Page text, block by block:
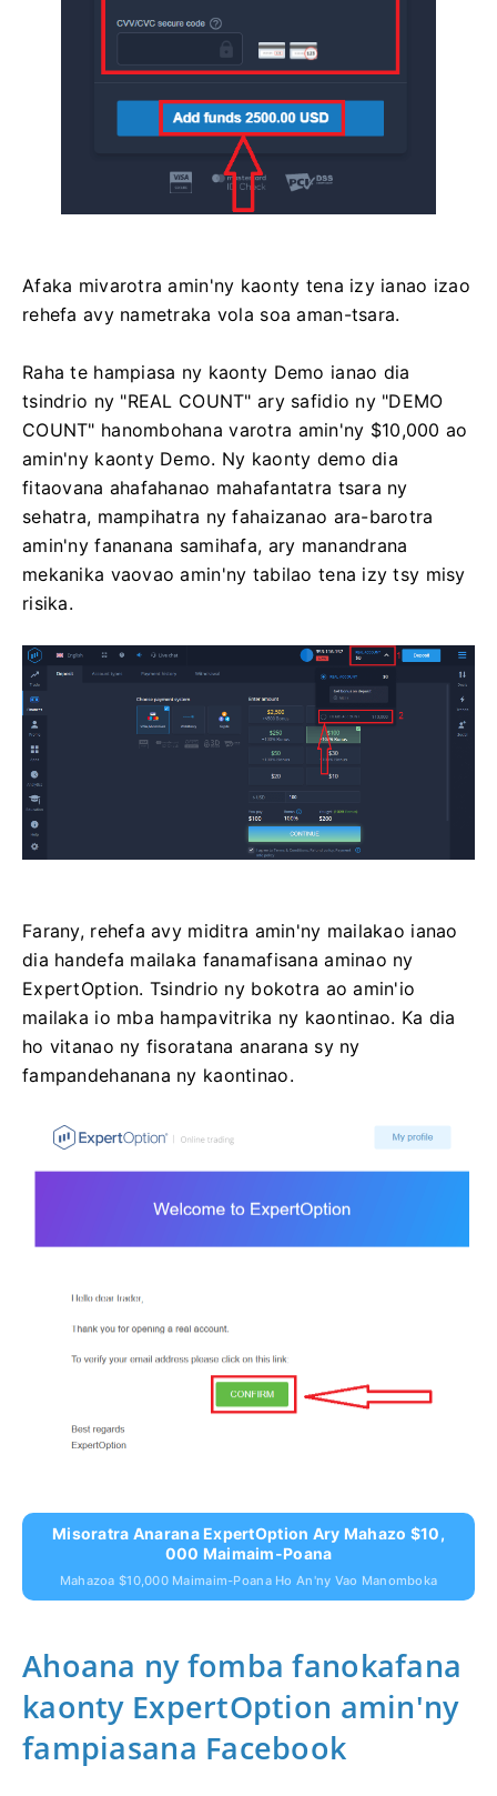
Afaka mivarotra amin'ny kaonty tena izy ianao izao
rehefa avy nametraka vola soa aman-tsara.
Raha te hampiasa ny kaonty Demo ianao dia
tsindrio ny "REAL COUNT" ary safidio ny "DEMO
COUNT" hanombohana varotra amin'ny $10,000 ao
amin'ny kaonty Demo. Ny kaonty demo dia
fitaovana ahafahanao mahafantatra tsara ny
sehatra, mampihatra ny fahaizanao ara-barotra
amin'ny fananana samihafa, ary manandrana
mekanika vaovao amin'ny tabilao tena izy tsy misy
risika.
Farany, rehefa avy miditra amin'ny mailakao ianao
dia handefa mailaka fanamafisana aminao ny
ExpertOption. Tsindrio ny bokotra ao amin'io
mailaka io mba hampavitrika ny kaontinao. Ka dia
ho vitanao ny fisoratana anarana sy ny
fampandehanana ny kaontinao.
Misoratra Anarana ExpertOption Ary Mahazo $10,
000 Maimaim-Poana
Mahazoa $10,000 Maimaim-Poana Ho An'ny Vao Manomboka
Ahoana ny fomba fanokafana
kaonty ExpertOption amin'ny
fampiasana Facebook